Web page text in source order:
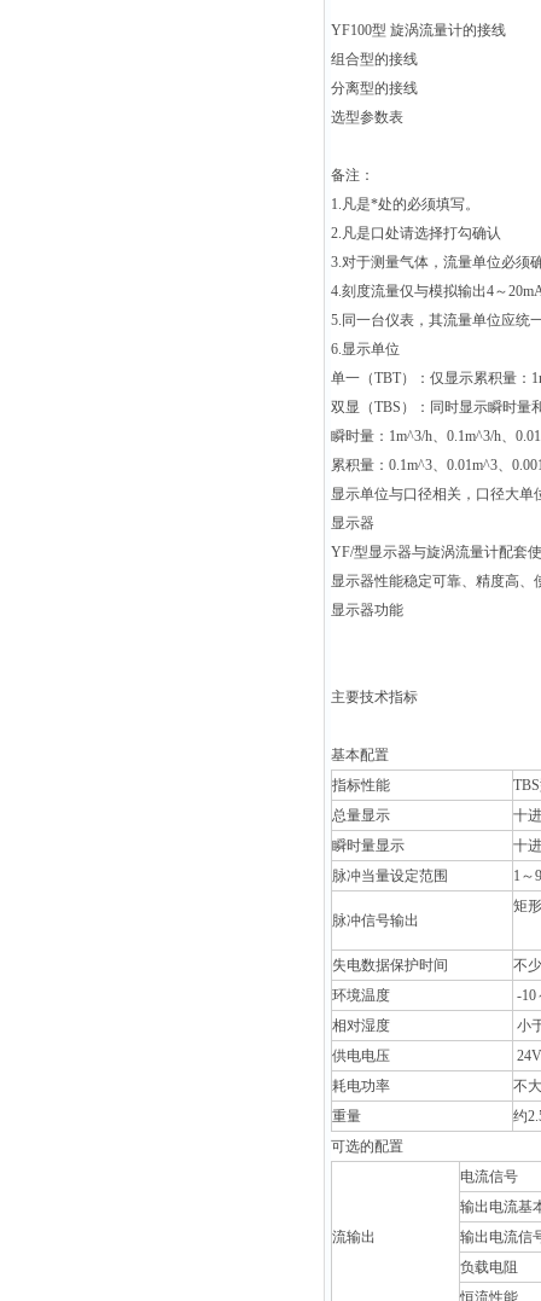
YF100型 旋涡流量计的接线
组合型的接线
分离型的接线
选型参数表
备注：
1. 凡是*处的必须填写。
2. 凡是口处请选择打勾确认
3.对于测量气体，流量单位必须
4.刻度流量仅与模拟输出4～
5. 同一台仪表，其流量单位应统
6.显示单位
单一（TBT）：仅显示累积量：
双显（TBS）：同时显示瞬时量
瞬时量：1m^3/h、0.1m^3/h、
累积量：0.1m^3、0.01m^3、
显示单位与口径相关，口径大
显示器
YF/型显示器与旋涡流量计配套
显示器性能稳定可靠、精度高
显示器功能
主要技术指标
基本配置
指标性能
TBS
总量显示
十
瞬时量显示
十
脉冲当量设定范围
1 ～
脉冲信号输出
矩
失电数据保护时间
不
环境温度
-10
相对湿度
小
供电电压
耗电功率
不
重量
约
可选的配置
流输出
电流信号
输出电流基
输出电流信
负载电阻
恒流性能